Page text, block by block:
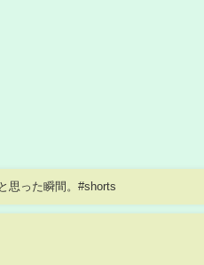
思った瞬間。#shorts